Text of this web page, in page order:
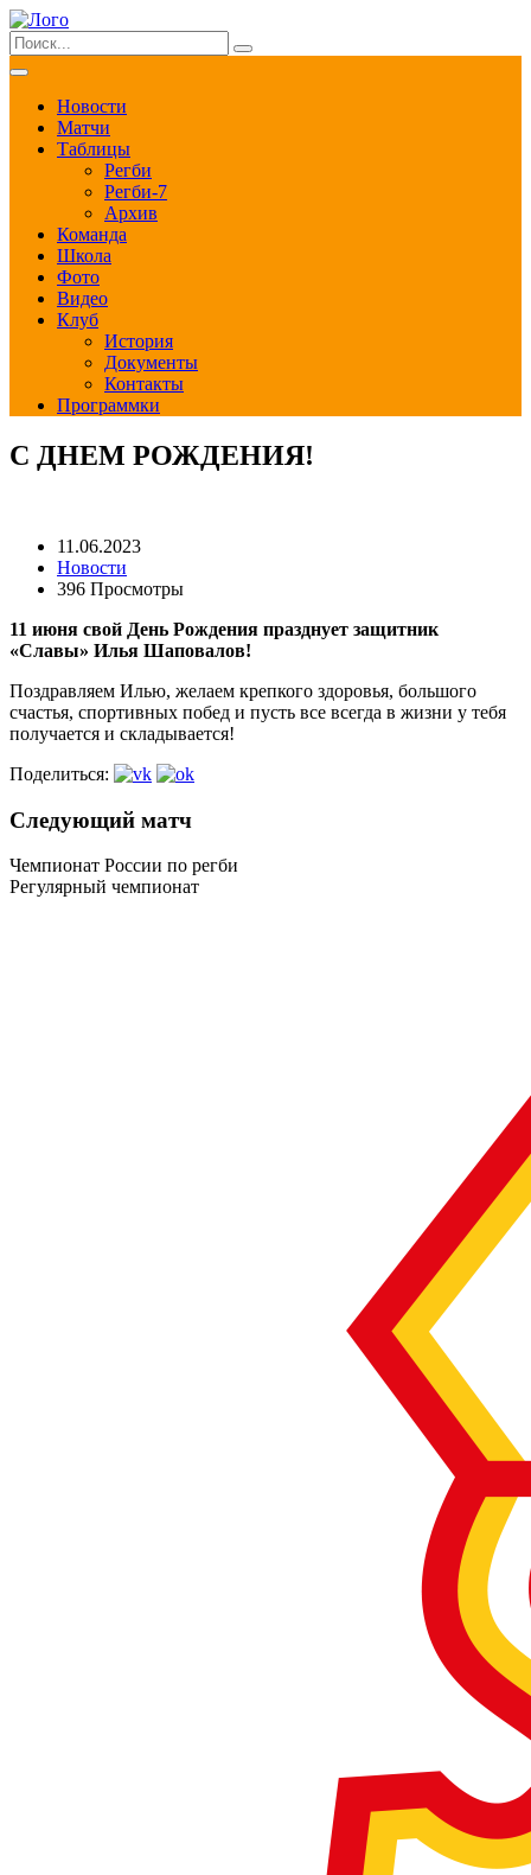
Новости
Матчи
Таблицы
Регби
Регби-7
Архив
Команда
Школа
Фото
Видео
Клуб
История
Документы
Контакты
Программки
С ДНЕМ РОЖДЕНИЯ!
11.06.2023
Новости
396 Просмотры
11 июня свой День Рождения празднует защитник
«Славы» Илья Шаповалов!
Поздравляем Илью, желаем крепкого здоровья, большого
счастья, спортивных побед и пусть все всегда в жизни у тебя
получается и складывается!
Поделиться:
Следующий матч
Чемпионат России по регби
Регулярный чемпионат